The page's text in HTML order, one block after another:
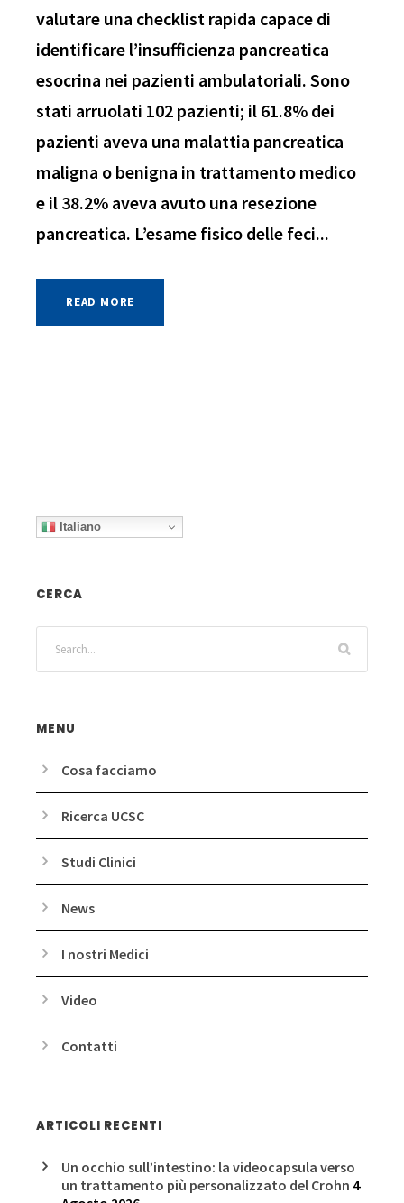
valutare una checklist rapida capace di
identificare l’insufficienza pancreatica
esocrina nei pazienti ambulatoriali. Sono
stati arruolati 102 pazienti; il 61.8% dei
pazienti aveva una malattia pancreatica
maligna o benigna in trattamento medico
e il 38.2% aveva avuto una resezione
pancreatica. L’esame fisico delle feci...
READ MORE
Italiano
CERCA
MENU
Cosa facciamo
Ricerca UCSC
Studi Clinici
News
I nostri Medici
Video
Contatti
ARTICOLI RECENTI
Un occhio sull’intestino: la videocapsula verso
un trattamento più personalizzato del Crohn 4